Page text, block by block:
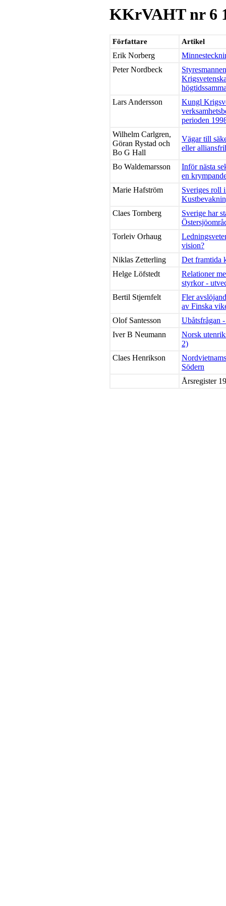
KKrVAHT nr 6
Författare Artikel
Erik Norberg
Peter Nordbeck
Lars Andersson
Kungl
perioden
Wilhelm Carlgren,
Göran Rystad och
Bo G Hall
Vägar till
eller
Bo Waldemarsson
Inför nästa
en
Marie Hafström
Sveriges roll
Claes Tornberg
Sverige har
Torleiv Orhaug
vision?
Niklas Zetterling
Det framtida
Helge Löfstedt
Relationer
styrkor -
Bertil Stjernfelt
Fler
av Finska
Olof Santesson
Ubåtsfrågan
Iver B Neumann
Norsk
2)
Claes Henrikson
Södern
Årsregister